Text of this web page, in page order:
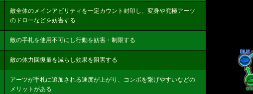
敵全体のメインアビリティを一定カウント封印し、変身や究極アーツ
のドローなどを妨害する
敵の手札を使用不可にし行動を妨害・制限する
敵の体力回復量を減らし効果を阻害する
アーツが手札に追加される速度が上がり、コンボを繋げやすいなどの
メリットがある